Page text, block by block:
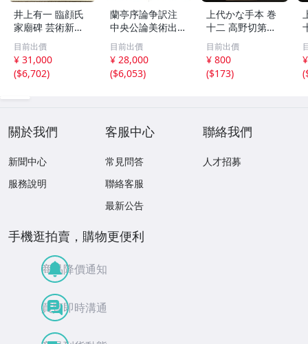
井上有一 臨顔氏
家廟碑 芸術新聞
社
目前出價
¥ 31,000
($6,702)
蘭亭序論争訳注
中央公論美術出版
谷口 鉄雄
目前出價
¥ 28,000
($6,053)
上代かな手本 巻
十二 高野切第三
種 書道 古書
目前出價
¥ 800
($173)
(
關於我們
新聞中心
服務說明
客服中心
常見問答
聯絡客服
最新公告
聯絡我們
人才招募
手機逛拍賣，購物更便利
商品降價通知
買賣即時溝通